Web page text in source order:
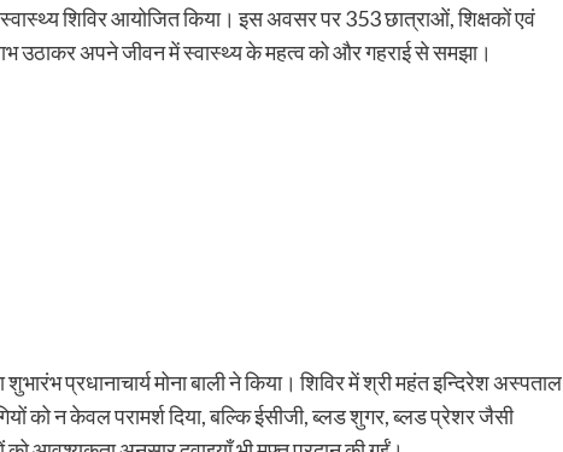
शिविर आयोजित किया। इस अवसर पर 353 छात्राओं, शिक्षकों एवं
उठाकर अपने जीवन में स्वास्थ्य के महत्व को और गहराई से समझा।
प्रधानाचार्य मोना बाली ने किया। शिविर में श्री महंत इन्दिरेश अस्पताल
को न केवल परामर्श दिया, बल्कि ईसीजी, ब्लड शुगर, ब्लड प्रेशर जैसी